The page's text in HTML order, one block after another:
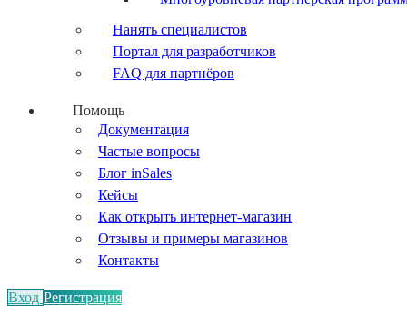
Нанять специалистов
Портал для разработчиков
FAQ для партнёров
Помощь
Документация
Частые вопросы
Блог inSales
Кейсы
Как открыть интернет-магазин
Отзывы и примеры магазинов
Контакты
Вход Регистрация